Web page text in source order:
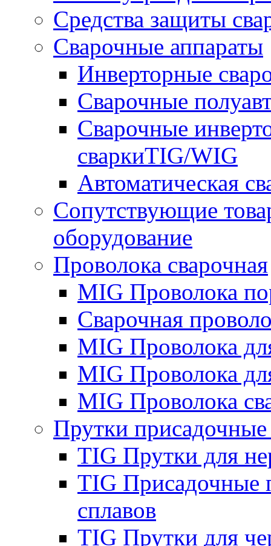
Средства защиты
Сварочные аппараты
Инверторные
Сварочные
Сварочные
сваркиTIG/WIG
Автоматическая
Сопутствующие
оборудование
Проволока сварочная
MIG Проволока
Сварочная
MIG Проволока
MIG Проволока
MIG Проволока
Прутки
TIG Прутки для
TIG Присадочные
сплавов
TIG Прутки для